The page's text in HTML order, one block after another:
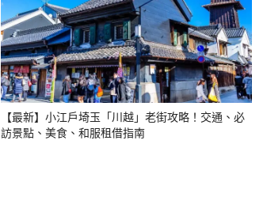
【最新】小江戶埼玉「川越」老街攻略！交通、必
訪景點、美食、和服租借指南